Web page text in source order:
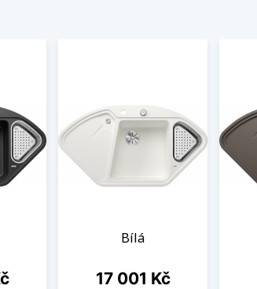
Bílá
Cena
17 001 Kč